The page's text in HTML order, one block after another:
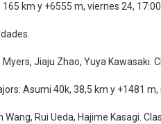
km y +6555 m, viernes 24, 17:00
Jiaju Zhao, Yuya Kawasaki.
Asumi 40k, 38,5 km y +1481 m,
Wang, Rui Ueda, Hajime Kasagi.